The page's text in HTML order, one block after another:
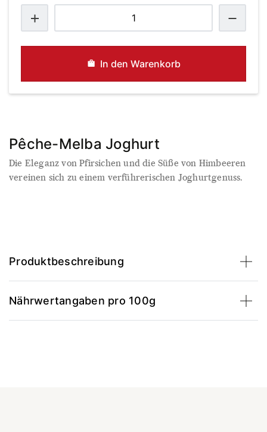
In den Warenkorb
Pêche-Melba Joghurt
Die Eleganz von Pfirsichen und die Süße von Himbeeren
vereinen sich zu einem verführerischen Joghurtgenuss.
Produktbeschreibung
Nährwertangaben pro 100g